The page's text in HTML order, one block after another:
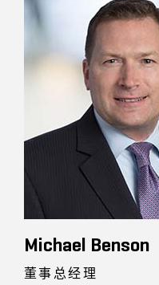
Michael Benson
董事总经理